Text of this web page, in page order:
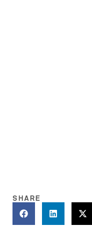
SHARE